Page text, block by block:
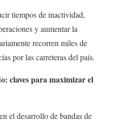
tiempos de inactividad,
y aumentar la
recorren miles de
por las carreteras del país.
claves para maximizar el
el desarrollo de bandas de